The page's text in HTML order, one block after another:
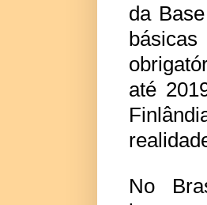
da
até
No